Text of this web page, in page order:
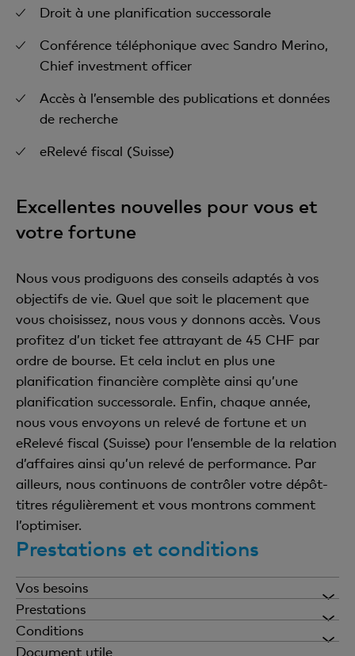
Droit à une planification successorale
Conférence téléphonique avec Sandro Merino,
Chief investment officer
Accès à l’ensemble des publications et données
de recherche
eRelevé fiscal (Suisse)
Excellentes nouvelles pour vous et
votre fortune
Nous vous prodiguons des conseils adaptés à vos
objectifs de vie. Quel que soit le placement que
vous choisissez, nous vous y donnons accès. Vous
profitez d’un ticket fee attrayant de 45 CHF par
ordre de bourse. Et cela inclut en plus une
planification financière complète ainsi qu’une
planification successorale. Enfin, chaque année,
nous vous envoyons un relevé de fortune et un
eRelevé fiscal (Suisse) pour l’ensemble de la relation
d’affaires ainsi qu’un relevé de performance. Par
ailleurs, nous continuons de contrôler votre dépôt-
titres régulièrement et vous montrons comment
l’optimiser.
Prestations et conditions
Vos besoins
Vous avez des exigences élevées et accordez
beaucoup d'importance à la possibilité de bénéficier
d’un conseil personnalisé actif et compétent. Vous
Prestations
Suivi et interactions
Conditions
Document utile